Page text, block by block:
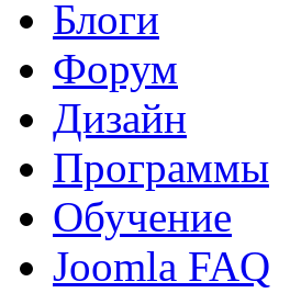
Блоги
Форум
Дизайн
Программы
Обучение
Joomla FAQ